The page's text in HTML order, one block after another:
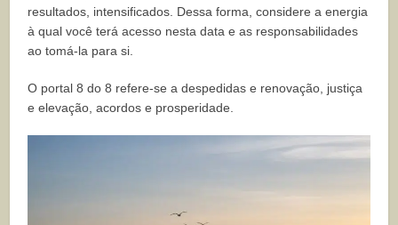
resultados, intensificados. Dessa forma, considere a energia
à qual você terá acesso nesta data e as responsabilidades
ao tomá-la para si.
O portal 8 do 8 refere-se a despedidas e renovação, justiça
e elevação, acordos e prosperidade.